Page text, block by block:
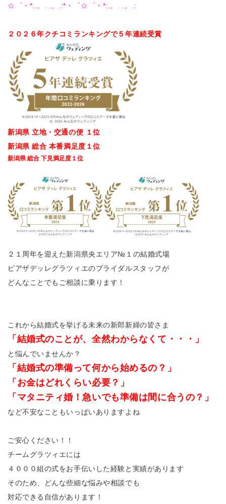
☆゜・*:.。. .。.:*・゜☆゜・*:.。. .。.:
２０２６年クチコミランキングで５ 年連続受賞
新潟県 立地・交通の便 １位
新潟県 総合 本番満足度１位
新潟県 総合 下見満足度１位
２１周年を迎えた新潟県央エリア№１の結婚式場
ピアザデッレグラツィエのブライダルスタッフが
どんなことでもご相談に乗ります！
これから結婚式を挙げる未来の新郎新婦の皆さま
「結婚式のことが、全然わからなくて・・・」
と悩んでいませんか？
「結婚式の準備って何から始めるの？」
「お金はどれくらい必要？」
「マタニティ婚！急いでも準備は間に合うの？」
など不安なこともいっぱいありますよね
ご安心ください！！
チームグラツィエには
４０００組の式をお手伝いした経験と実績があります
そのため、どんな些細な悩みや相談でも
対応できる自信があります！